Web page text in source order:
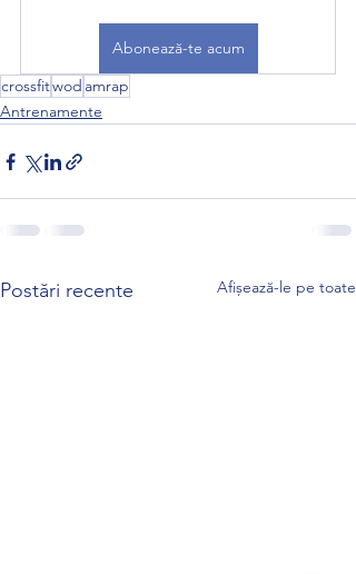
Abonează-te acum
crossfitwod amrap
Antrenamente
Postări recente Afișează-le pe toate